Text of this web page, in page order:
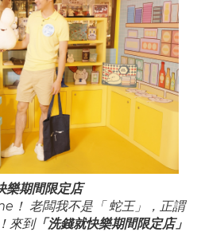
樂期間限定店
！ 老闆我不是「 蛇王」，正謂
來到「洗錢就快樂期間限定店」